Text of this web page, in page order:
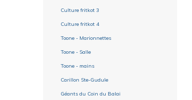
Culture fritkot 3
Culture fritkot 4
Toone - Marionnettes
Toone - Salle
Toone - mains
Carillon Ste-Gudule
Géants du Coin du Balai